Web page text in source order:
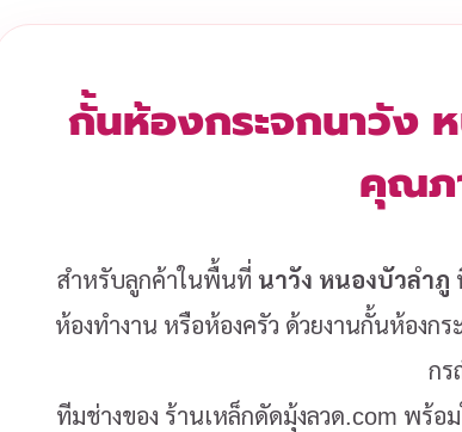
กั้นห้องกระจกนาวัง
คุณภ
สำหรับลูกค้าในพื้นที่ นาวัง หนองบัวลำภู
ห้องทำงาน หรือห้องครัว ด้วยงานกั้นห้องก
กร
ทีมช่างของ ร้านเหล็กดัดมุ้งลวด.com พร้อ